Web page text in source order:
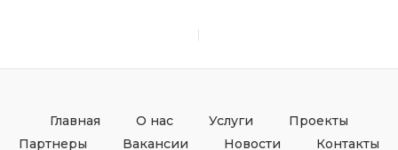
Главная О нас Услуги
Проекты
Партнеры
Вакансии Новости Контакты